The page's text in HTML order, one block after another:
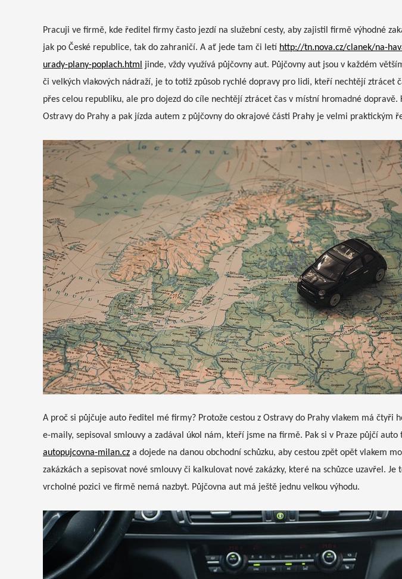
Pracuji ve firmě, kde ředitel firmy často jezdí na služební cesty, aby zajistil firmě výhodné
jak po České republice, tak do zahraničí. A ať jede tam či letí http://tn.nova.cz/clanek/na-
urady-plany-poplach.html
jinde, vždy využívá půjčovny aut. Půjčovny aut jsou v každém
či velkých vlakových nádraží, je to totiž způsob rychlé dopravy pro lidi, kteří nechtějí ztrácet
přes celou republiku, ale pro dojezd do cíle nechtějí ztrácet čas v místní hromadné dopravě.
Ostravy do Prahy a pak jízda autem z půjčovny do okrajové části Prahy je velmi praktickým
A proč si půjčuje auto ředitel mé firmy? Protože cestou z Ostravy do Prahy vlakem má čtyři
e-maily, sepisoval smlouvy a zadával úkol nám, kteří jsme na firmě. Pak si v Praze půjčí
autopujcovna-milan.cz a dojede na danou obchodní schůzku, aby cestou zpět opět vlakem
zakázkách a sepisovat nové smlouvy či kalkulovat nové zakázky, které na schůzce uzavřel.
vrcholné pozici ve firmě nemá nazbyt. Půjčovna aut má ještě jednu velkou výhodu.